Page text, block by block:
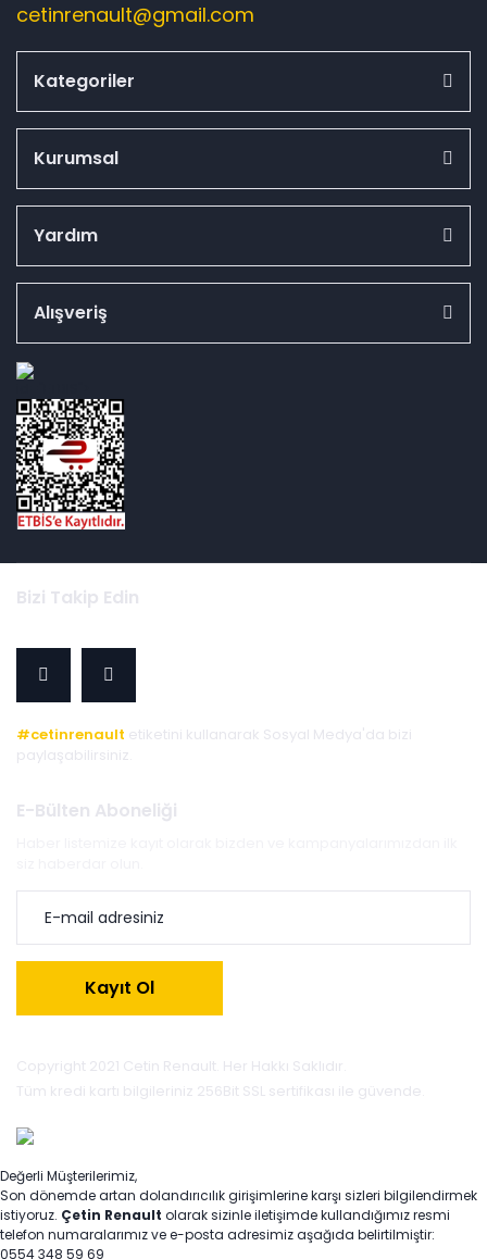
cetinrenault@gmail.com
Kategoriler
Kurumsal
Yardım
Alışveriş
Bizi Takip Edin
#cetinrenault etiketini kullanarak Sosyal Medya'da bizi
paylaşabilirsiniz.
E-Bülten Aboneliği
Kayıt Ol
Copyright 2021 Cetin Renault. Her Hakkı Saklıdır.
Tüm kredi kartı bilgileriniz 256Bit SSL sertifikası ile güvende.
Değerli Müşterilerimiz,
Son dönemde artan dolandırıcılık girişimlerine karşı sizleri bilgilendirmek
istiyoruz. Çetin Renault olarak sizinle iletişimde kullandığımız resmi
telefon numaralarımız ve e-posta adresimiz aşağıda belirtilmiştir:
0554 348 59 69